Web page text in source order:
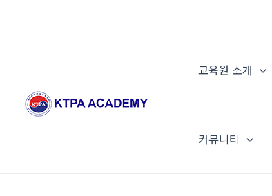
교육원 소개
커뮤니티